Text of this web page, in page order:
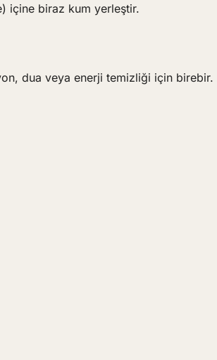
içine biraz kum yerleştir.
dua veya enerji temizliği için birebir.